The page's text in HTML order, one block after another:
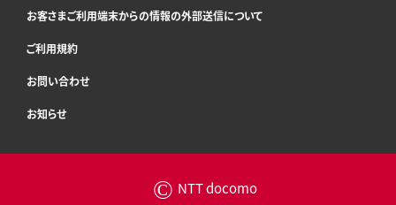
お客さまご利用端末からの情報の外部送信について
ご利用規約
お問い合わせ
お知らせ
© NTT docomo